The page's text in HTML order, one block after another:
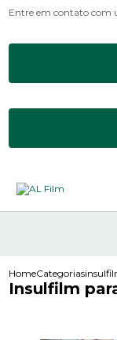
Entre em contato com
HomeCategorias
Insulfilm